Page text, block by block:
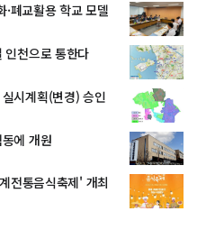
폐교활용 학교 모델
인천으로 통한다
시계획(변경) 승인
에 개원
전통음식축제' 개최